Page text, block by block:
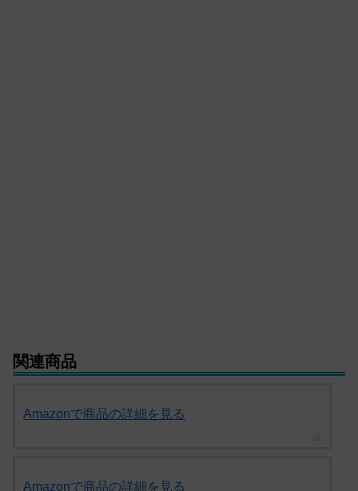
関連商品
Amazonで商品の詳細を見る
Amazonで商品の詳細を見る